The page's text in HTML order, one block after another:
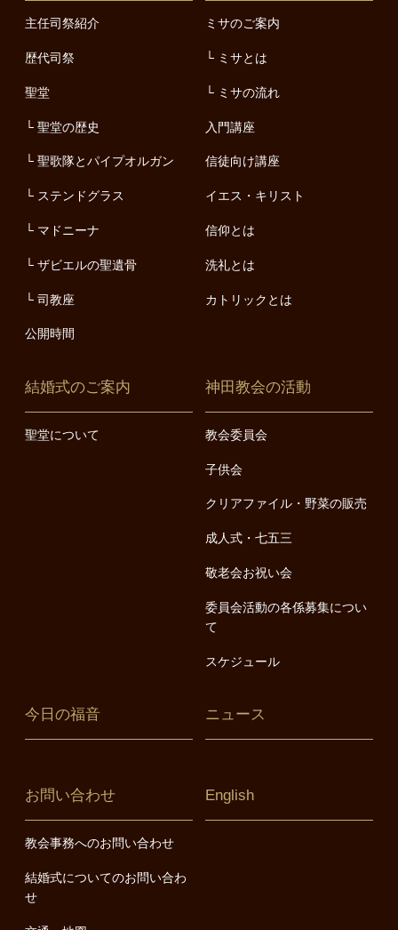
主任司祭紹介
歴代司祭
聖堂
聖堂の歴史
聖歌隊とパイプオルガン
ステンドグラス
マドニーナ
ザビエルの聖遺骨
司教座
公開時間
ミサのご案内
ミサとは
ミサの流れ
入門講座
信徒向け講座
イエス・キリスト
信仰とは
洗礼とは
カトリックとは
結婚式のご案内
聖堂について
神田教会の活動
教会委員会
子供会
クリアファイル・野菜の販売
成人式・七五三
敬老会お祝い会
委員会活動の各係募集につい
て
スケジュール
今日の福音 ニュース
お問い合わせ
教会事務へのお問い合わせ
結婚式についてのお問い合わ
せ
English